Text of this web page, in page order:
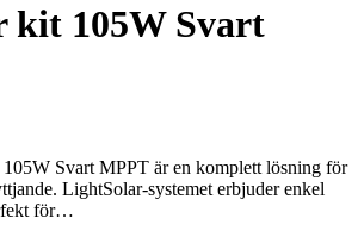
kit 105W Svart
Svart MPPT är en komplett lösning för
LightSolar-systemet erbjuder enkel
för…